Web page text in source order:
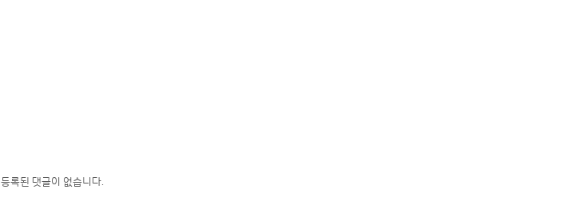
등록된 댓글이 없습니다.